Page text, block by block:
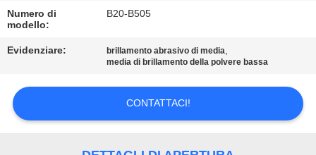
CONTATTICI
RICHIEDA
Numero di
modello:
B20-B505
Evidenziare: brillamento abrasivo di media,
media di brillamento della polvere bassa
CONTATTACI!